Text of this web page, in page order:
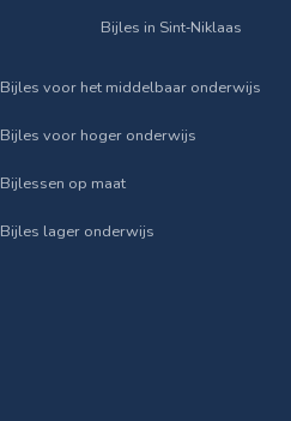
Bijles in Sint‑Niklaas
Bijles voor het middelbaar onderwijs
Bijles voor hoger onderwijs
Bijlessen op maat
Bijles lager onderwijs